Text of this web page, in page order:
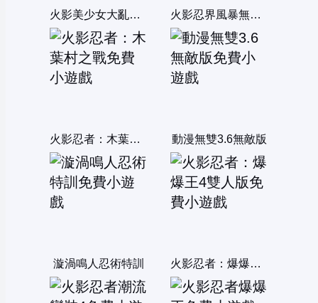
火影美少女大亂鬥V1.0 火影忍界風暴無敵版
火影忍者：木葉村之戰 動漫無雙3.6無敵版
漩渦鳴人忍術特訓 火影忍者：爆爆王4雙人版